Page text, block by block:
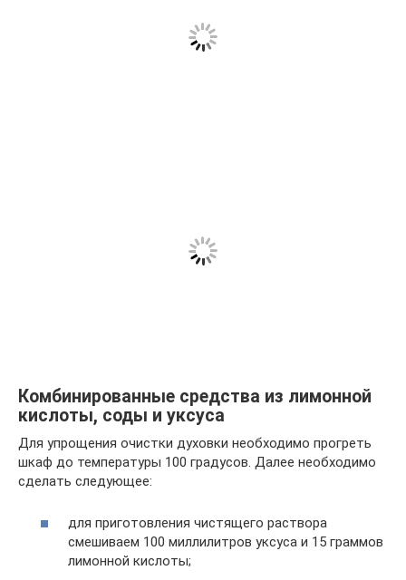
Комбинированные средства из лимонной
кислоты, соды и уксуса
Для упрощения очистки духовки необходимо прогреть
шкаф до температуры 100 градусов. Далее необходимо
сделать следующее:
для приготовления чистящего раствора
смешиваем 100 миллилитров уксуса и 15 граммов
лимонной кислоты;